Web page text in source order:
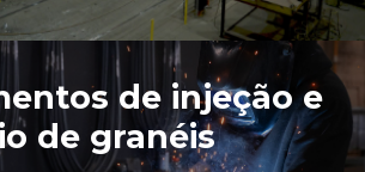
de injeção e
de granéis